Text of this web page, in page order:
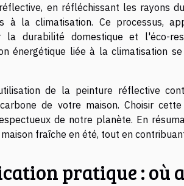
en réfléchissant les rayons
à la climatisation. Ce processus,
la durabilité domestique et l'éco-
énergétique liée à la climatisation
de la peinture réflective
de votre maison. Choisir
de notre planète. En
fraîche en été, tout en
pratique : où